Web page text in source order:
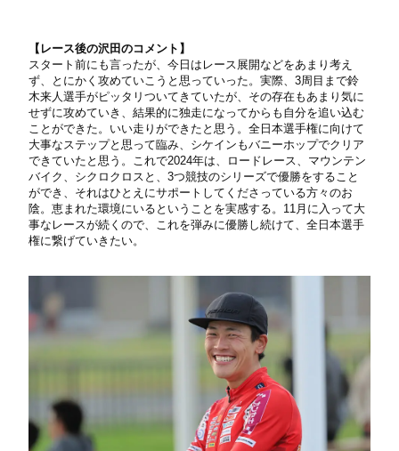
【レース後の沢田のコメント】
スタート前にも言ったが、今日はレース展開などをあまり考え
ず、とにかく攻めていこうと思っていった。実際、3周目まで鈴
木来人選手がピッタリついてきていたが、その存在もあまり気に
せずに攻めていき、結果的に独走になってからも自分を追い込む
ことができた。いい走りができたと思う。全日本選手権に向けて
大事なステップと思って臨み、シケインもバニーホップでクリア
できていたと思う。これで2024年は、ロードレース、マウンテン
バイク、シクロクロスと、3つ競技のシリーズで優勝をすること
ができ、それはひとえにサポートしてくださっている方々のお
陰。恵まれた環境にいるということを実感する。11月に入って大
事なレースが続くので、これを弾みに優勝し続けて、全日本選手
権に繋げていきたい。